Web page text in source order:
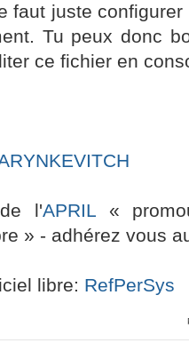
faut juste
Tu peux donc
ce fichier en
l'APRIL «
» - adhérez vous
libre: RefPerSys